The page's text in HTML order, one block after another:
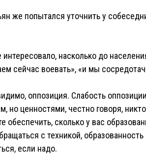
же попытался уточнить у
интересовало, насколько до
сейчас воевать», «и мы
оппозиция. Слабость
но ценностями, честно говоря,
обеспечить, сколько у вас
с техникой,
если надо.